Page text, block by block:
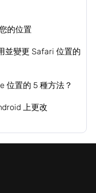
的位置
並變更 Safari 位置的
位置的 5 種方法？
上更改